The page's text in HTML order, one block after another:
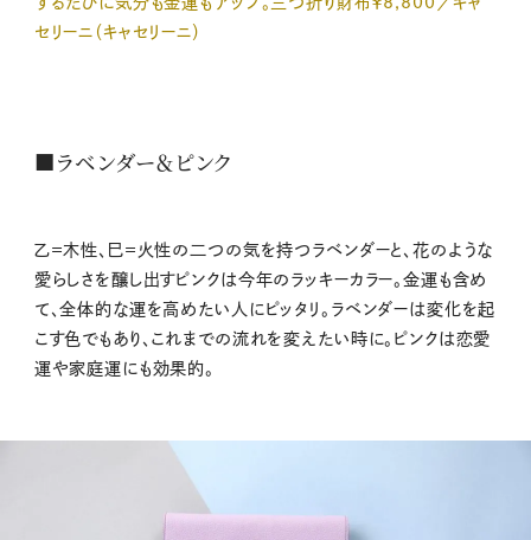
セリーニ（キャセリーニ）
■ラベンダー＆ピンク
乙＝木性、巳＝火性の二つの気を持つラベンダーと、花のような
愛らしさを醸し出すピンクは今年のラッキーカラー。金運も含め
て、全体的な運を高めたい人にピッタリ。ラベンダーは変化を起
こす色でもあり、これまでの流れを変えたい時に。ピンクは恋愛
運や家庭運にも効果的。